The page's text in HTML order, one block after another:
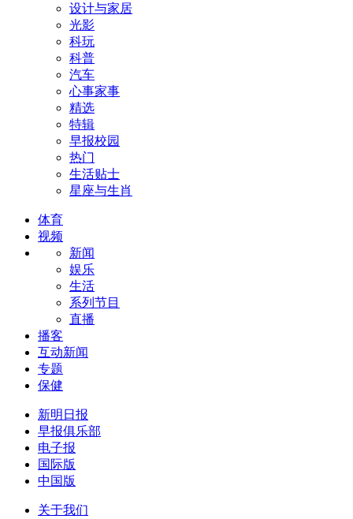
设计与家居
光影
科玩
科普
汽车
心事家事
精选
特辑
早报校园
热门
生活贴士
星座与生肖
体育
视频
新闻
娱乐
生活
系列节目
直播
播客
互动新闻
专题
保健
新明日报
早报俱乐部
电子报
国际版
中国版
关于我们